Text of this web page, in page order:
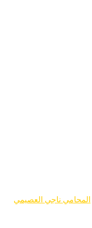
المحامي ناجي العصيمي